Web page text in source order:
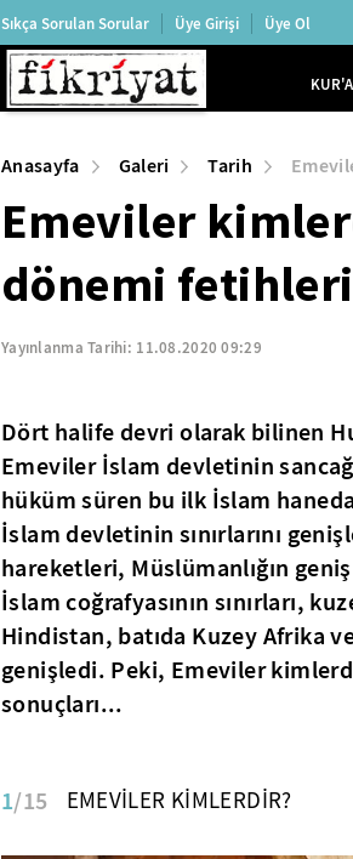
Sıkça Sorulan Sorular Üye Girişi Üye Ol
Anasayfa Galeri Tarih
Emeviler
dönemi
Yayınlanma Tarihi: 11.08.2020 09:29
Dört halife devri olarak bilinen
Emeviler İslam devletinin
hüküm süren bu ilk İslam
İslam devletinin sınırlarını
hareketleri, Müslümanlığın
İslam coğrafyasının sınırları,
Hindistan, batıda Kuzey Afrika
genişledi. Peki, Emeviler
sonuçları...
1/15 EMEVİLER KİMLERDİR?